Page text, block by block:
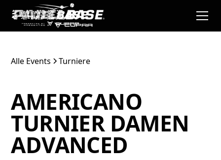
Alle Events Turniere
AMERICANO
TURNIER DAMEN
ADVANCED